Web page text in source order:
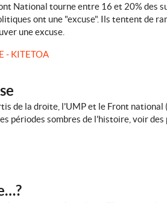
National tourne entre 16 et 20% des
ont une "excuse". Ils tentent de
une excuse.
- KITETOA
de la droite, l'UMP et le Front
périodes sombres de l'histoire, voir des